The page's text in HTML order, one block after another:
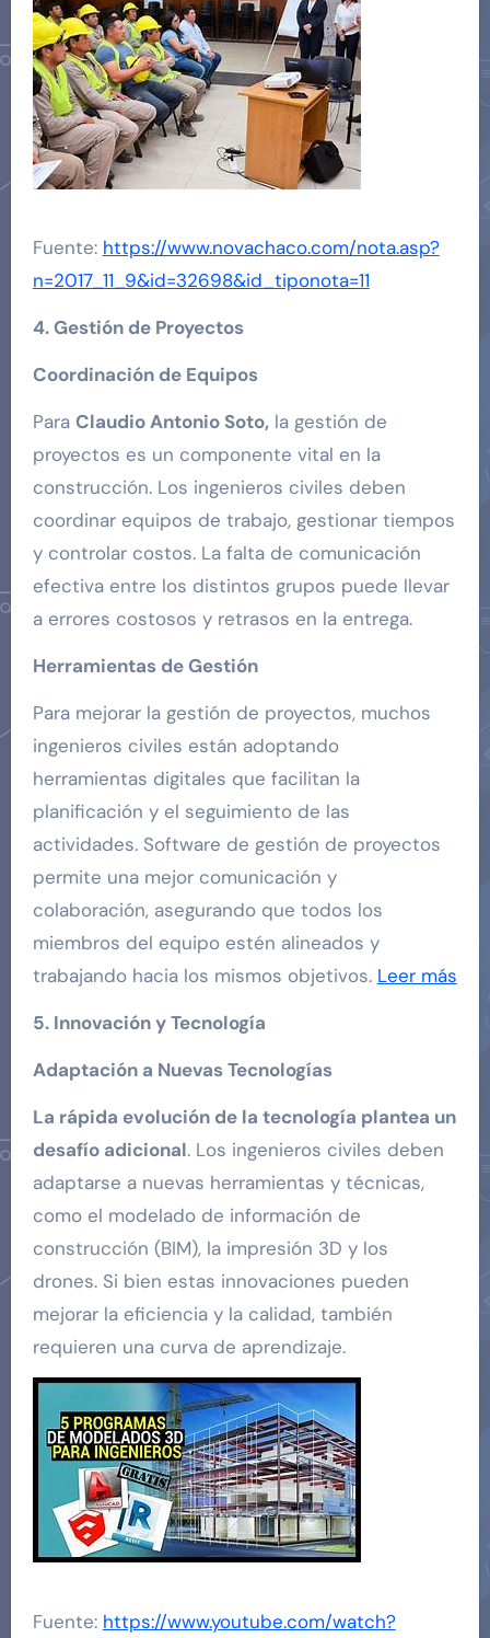
Fuente: https://www.novachaco.com/nota.asp?
n=2017_11_9&id=32698&id_tiponota=11
4. Gestión de Proyectos
Coordinación de Equipos
Para Claudio Antonio Soto,la gestión de
proyectos es un componente vital en la
construcción. Los ingenieros civiles deben
coordinar equipos de trabajo, gestionar tiempos
y controlar costos. La falta de comunicación
efectiva entre los distintos grupos puede llevar
a errores costosos y retrasos en la entrega.
Herramientas de Gestión
Para mejorar la gestión de proyectos, muchos
ingenieros civiles están adoptando
herramientas digitales que facilitan la
planificación y el seguimiento de las
actividades. Software de gestión de proyectos
permite una mejor comunicación y
colaboración, asegurando que todos los
miembros del equipo estén alineados y
trabajando hacia los mismos objetivos. Leer más
5. Innovación y Tecnología
Adaptación a Nuevas Tecnologías
La rápida evolución de la tecnología plantea un
desafío adicional. Los ingenieros civiles deben
adaptarse a nuevas herramientas y técnicas,
como el modelado de información de
construcción (BIM), la impresión 3D y los
drones. Si bien estas innovaciones pueden
mejorar la eficiencia y la calidad, también
requieren una curva de aprendizaje.
Fuente: https://www.youtube.com/watch?